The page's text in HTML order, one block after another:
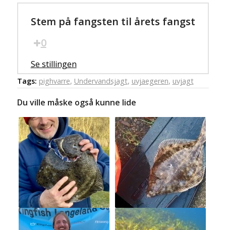
Stem på fangsten til årets fangst
0
Se stillingen
Tags: pighvarre, Undervandsjagt, uvjaegeren, uvjagt
Du ville måske også kunne lide